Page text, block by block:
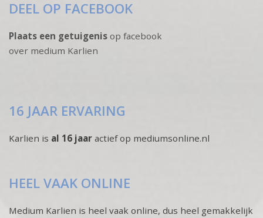
DEEL OP FACEBOOK
Plaats een getuigenis op facebook
over medium Karlien
16 JAAR ERVARING
Karlien is al 16 jaar actief op mediumsonline.nl
HEEL VAAK ONLINE
Medium Karlien is heel vaak online, dus heel gemakkelijk